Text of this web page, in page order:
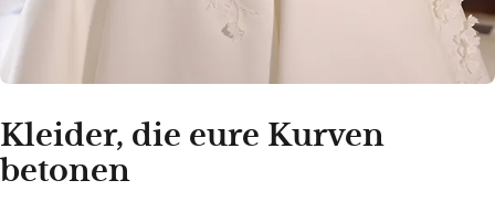
Kleider, die eure Kurven
betonen